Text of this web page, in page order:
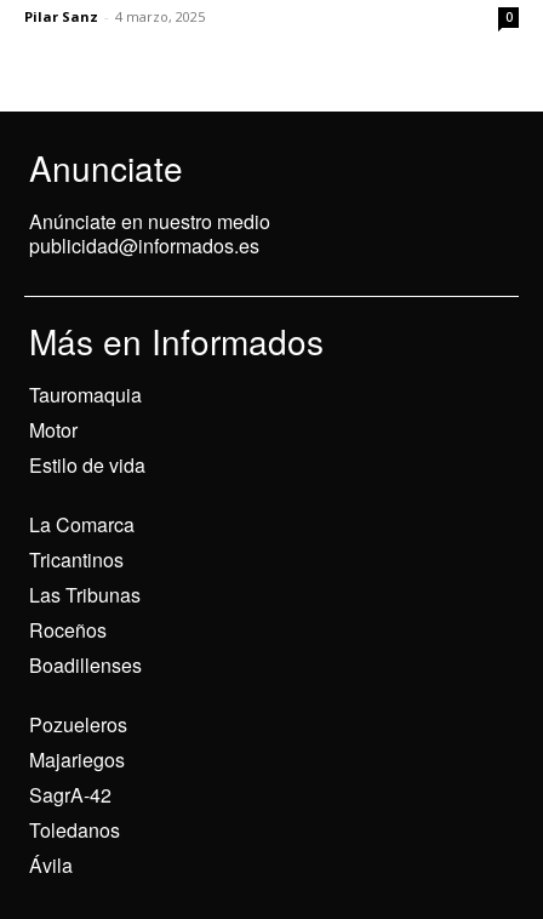
Pilar Sanz - 4 marzo, 2025 0
Anunciate
Anúnciate en nuestro medio
publicidad@informados.es
Más en Informados
Tauromaquia
Motor
Estilo de vida
La Comarca
Tricantinos
Las Tribunas
Roceños
Boadillenses
Pozueleros
Majariegos
SagrA-42
Toledanos
Ávila